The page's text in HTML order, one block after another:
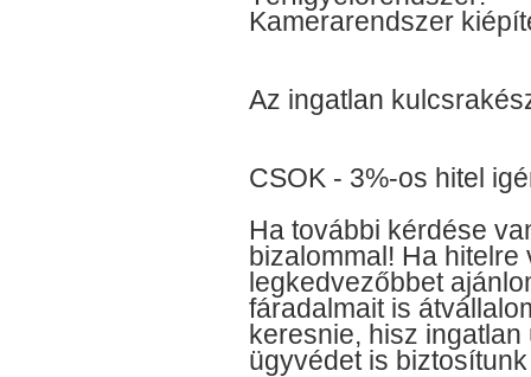
Kamerarendszer
Az ingatlan
CSOK - 3%-os hitel
Ha további kérdése
bizalommal! Ha
legkedvezőbbet
fáradalmait is
keresnie, hisz
ügyvédet is